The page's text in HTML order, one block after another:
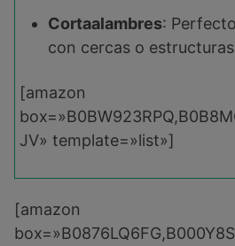
Cortaalambres:
con cercas o
[amazon
JV» template=»list»]
[amazon